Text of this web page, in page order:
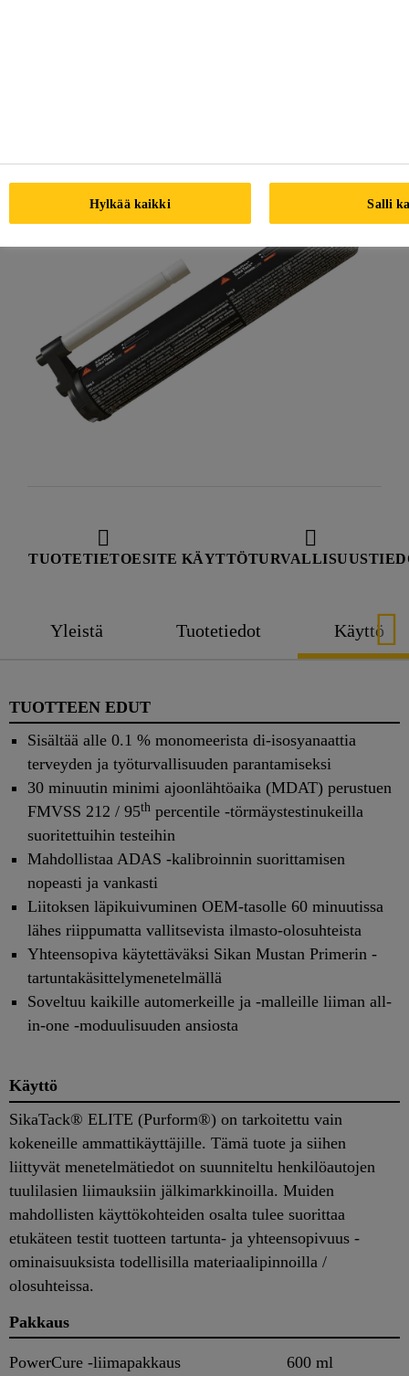
TUOTETIETOESITE
Yleistä Tuotetiedot Käyttö
TUOTTEEN EDUT
Sisältää alle 0.1 % monomeerista di-isosyanaattia
terveyden ja työturvallisuuden parantamiseksi
30 minuutin minimi ajoonlähtöaika (MDAT) perustuen
FMVSS 212 / 95th percentile -törmäystestinukeilla
suoritettuihin testeihin
Mahdollistaa ADAS -kalibroinnin suorittamisen
nopeasti ja vankasti
Liitoksen läpikuivuminen OEM-tasolle 60 minuutissa
lähes riippumatta vallitsevista ilmasto-olosuhteista
Yhteensopiva käytettäväksi Sikan Mustan Primerin -
tartuntakäsittelymenetelmällä
Soveltuu kaikille automerkeille ja -malleille liiman all-
in-one -moduulisuuden ansiosta
Käyttö
SikaTack® ELITE (Purform®) on tarkoitettu vain
kokeneille ammattikäyttäjille. Tämä tuote ja siihen
liittyvät menetelmätiedot on suunniteltu henkilöautojen
tuulilasien liimauksiin jälkimarkkinoilla. Muiden
mahdollisten käyttökohteiden osalta tulee suorittaa
etukäteen testit tuotteen tartunta- ja yhteensopivuus -
ominaisuuksista todellisilla materiaalipinnoilla /
olosuhteissa.
Pakkaus
PowerCure -liimapakkaus
600 ml
Hylkää kaikki Salli